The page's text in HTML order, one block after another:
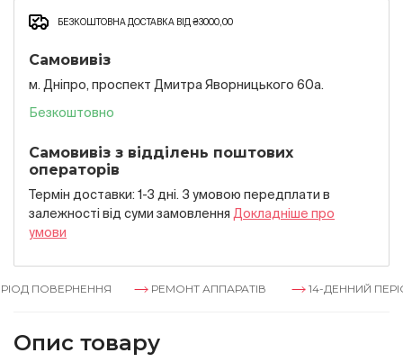
БЕЗКОШТОВНА ДОСТАВКА ВІД ₴3000,00
Самовивіз
м. Дніпро, проспект Дмитра Яворницького 60а.
Безкоштовно
Самовивіз з відділень поштових
операторів
Термін доставки: 1-3 дні. З умовою передплати в
залежностi вiд суми замовлення Докладнiше про
умови
ПОВЕРНЕННЯ РЕМОНТ АППАРАТІВ 14-ДЕННИЙ
Опис товару